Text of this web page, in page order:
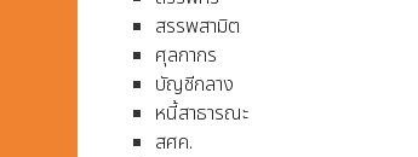
สรรพสามิต
ศุลกากร
บัญชีกลาง
หนี้สาธารณะ
สศค.